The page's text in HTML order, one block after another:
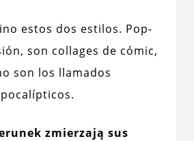
estos dos estilos. Pop-
son collages de cómic,
son los llamados
zmierzają sus